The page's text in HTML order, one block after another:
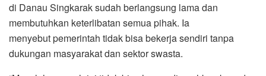
di Danau Singkarak sudah berlangsung lama dan
membutuhkan keterlibatan semua pihak. Ia
menyebut pemerintah tidak bisa bekerja sendiri tanpa
dukungan masyarakat dan sektor swasta.